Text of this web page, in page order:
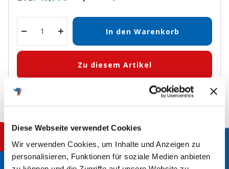
Diese Webseite verwendet Cookies
Wir verwenden Cookies, um Inhalte und Anzeigen zu
personalisieren, Funktionen für soziale Medien anbieten
Menge
verringern
Menge
erhöhen
In den Warenkorb
Zu diesem Artikel